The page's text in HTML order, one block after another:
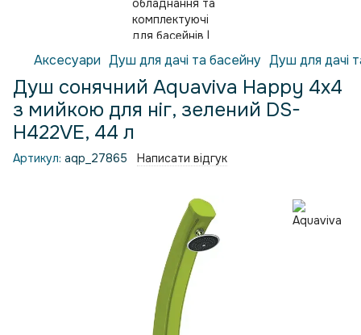
Аксесуари Душ для дачі та басейну Душ для дачі
Душ сонячний Aquaviva Happy 4х4
з мийкою для ніг, зелений DS-
H422VE, 44 л
Артикул: aqp_27865 Написати відгук